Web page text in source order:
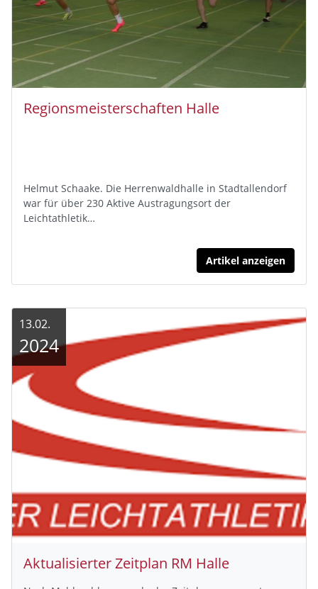
Regionsmeisterschaften Halle
Helmut Schaake. Die Herrenwaldhalle in Stadtallendorf
war für über 230 Aktive Austragungsort der
Leichtathletik…
Artikel anzeigen
Aktualisierter Zeitplan RM Halle
13.02.
2024